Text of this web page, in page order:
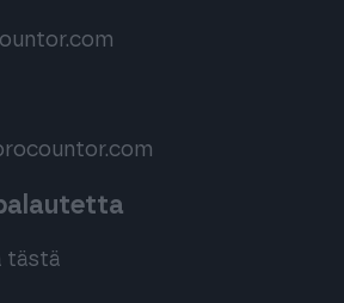
tästä